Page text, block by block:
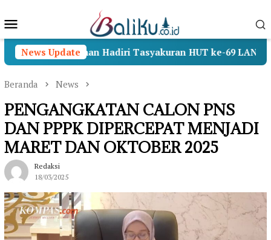
ke
Mobile
News Update
Wamenhan Hadiri Tasyakuran HUT ke-69 LAN RI
Beranda News
PENGANGKATAN CALON PNS
DAN PPPK DIPERCEPAT MENJADI
MARET DAN OKTOBER 2025
Redaksi
18/03/2025